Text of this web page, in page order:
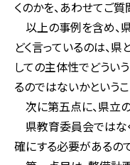
くのかを、あわせてご
以上の事例を含め、
どく言っているのは、
しての主体性でどうい
るのではないかというこ
次に第五点に、県立
県教育委員会ではな
確にする必要があるの